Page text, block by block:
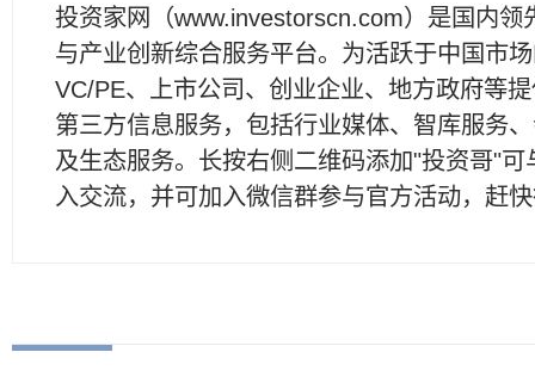
投资家网（www.investorscn.com）是国内领
与产业创新综合服务平台。为活跃于中国市
VC/PE、上市公司、创业企业、地方政府等
第三方信息服务，包括行业媒体、智库服务
及生态服务。长按右侧二维码添加"投资哥"可
入交流，并可加入微信群参与官方活动，赶